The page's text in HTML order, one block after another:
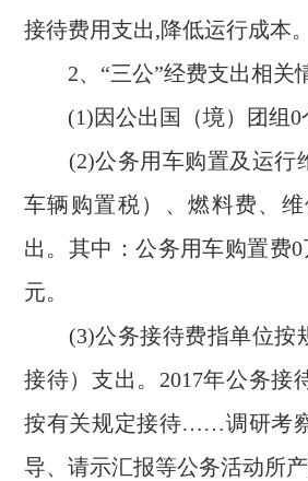
接待费用支出,降低运行成本。
2、“三公”经费支出相关
(1)因公出国（境）团组0
(2)公务用车购置及运行
车辆购置税）、燃料费、
出。其中：公务用车购置费
元。
(3)公务接待费指单位按
接待）支出。2017年公务接
按有关规定接待……调研考
导、请示汇报等公务活动所